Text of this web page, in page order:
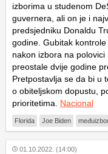
izborima u studenom
guvernera, ali on je i
predsjedniku Donaldu
godine. Gubitak
nakon izbora na
preostale dvije godine
Pretpostavlja se da bi u
o obiteljskom dopustu,
prioritetima. Nacional
Florida Joe Biden
01.10.2022. (14:00)